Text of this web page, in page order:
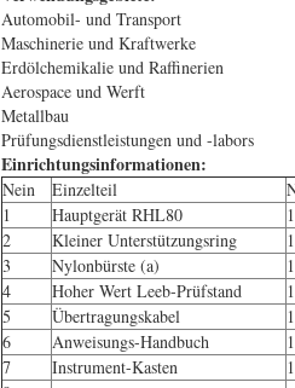
Automobil- und Transport
Maschinerie und Kraftwerke
Erdölchemikalie und Raffinerien
Aerospace und Werft
Metallbau
Prüfungsdienstleistungen und -labors
Einrichtungsinformationen:
Nein Einzelteil
1
Hauptgerät RHL80
1
2
Kleiner Unterstützungsring
1
3
Nylonbürste (a)
1
4
Hoher Wert Leeb-Prüfstand
1
5
Übertragungskabel
1
6
Anweisungs-Handbuch
1
7
Instrument-Kasten
1